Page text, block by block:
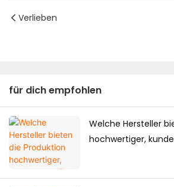
Verlieben
für dich empfohlen
Welche Hersteller
hochwertiger,